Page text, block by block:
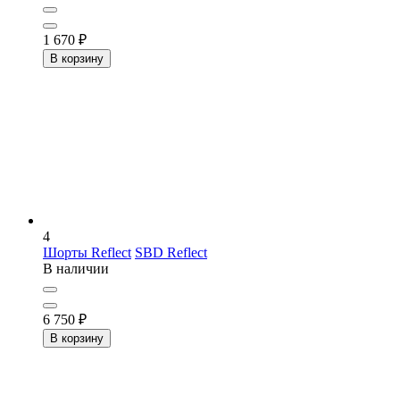
1 670 ₽
В корзину
4
Шорты Reflect SBD Reflect
В наличии
6 750 ₽
В корзину